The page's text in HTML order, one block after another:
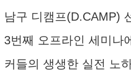
남구 디캠프(D.CAMP)
3번째 오프라인 세미나
커들의 생생한 실전 노